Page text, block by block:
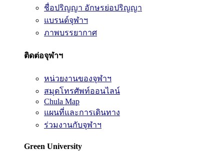
ชื่อปริญญา อักษรย่อปริญญา
แบรนด์จุฬาฯ
ภาพบรรยากาศ
ติดต่อจุฬาฯ
หน่วยงานของจุฬาฯ
สมุดโทรศัพท์ออนไลน์
Chula Map
แผนที่และการเดินทาง
ร่วมงานกับจุฬาฯ
Green University